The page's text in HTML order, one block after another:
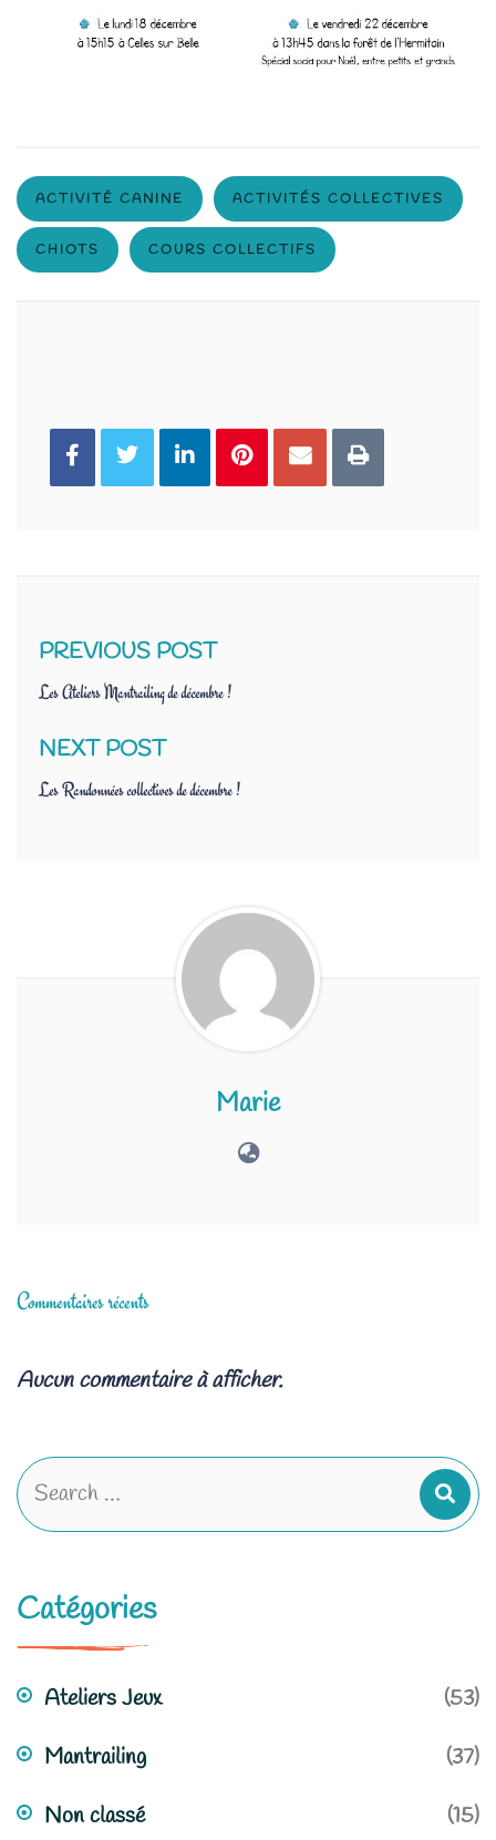
ACTIVITÉ CANINE ACTIVITÉS COLLECTIVES
CHIOTS COURS COLLECTIFS
PREVIOUS POST
Les Ateliers Mantrailing de décembre !
NEXT POST
Les Randonnées collectives de décembre !
Marie
Commentaires récents
Aucun commentaire à afficher.
Catégories
Ateliers Jeux
(53)
Mantrailing
(37)
Non classé
(15)